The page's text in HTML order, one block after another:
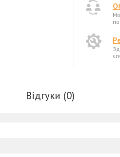
Відгуки (0)